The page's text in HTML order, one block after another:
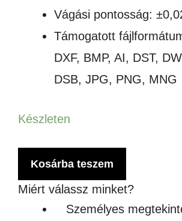
Vágási pontosság:
Támogatott
DXF, BMP, AI, DST,
DSB, JPG, PNG, MNG
Készleten
Ruida
RDC6445G
Kosárba teszem
Miért válassz minket?
Személyes